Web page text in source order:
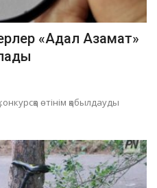
«Адал Азамат»
өтінім қабылдауды